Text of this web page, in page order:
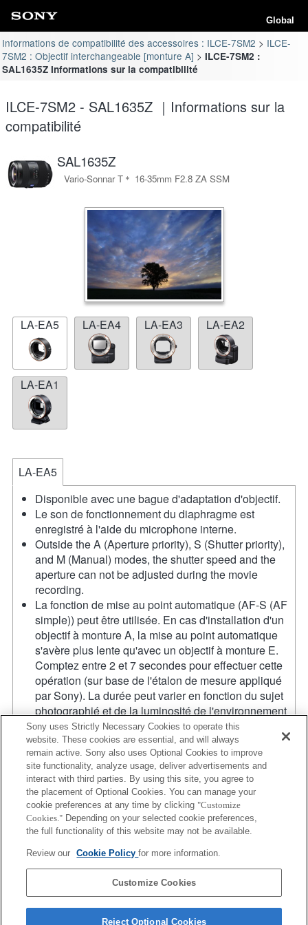
Global
Informations de compatibilité des accessoires : ILCE-7SM2
ILCE-
7SM2 : Objectif interchangeable [monture A]
ILCE-7SM2 :
SAL1635Z Informations sur la compatibilité
ILCE-7SM2 - SAL1635Z ｜Informations sur la
compatibilité
SAL1635Z
Vario-Sonnar T＊ 16-35mm F2.8 ZA SSM
LA-EA5 LA-EA4 LA-EA3 LA-EA2
LA-EA1
LA-EA5
Disponible avec une bague d'adaptation d'objectif.
Le son de fonctionnement du diaphragme est
enregistré à l'aide du microphone interne.
Outside the A (Aperture priority), S (Shutter priority),
and M (Manual) modes, the shutter speed and the
aperture can not be adjusted during the movie
recording.
La fonction de mise au point automatique (AF-S (AF
simple)) peut être utilisée. En cas d'installation d'un
objectif à monture A, la mise au point automatique
s'avère plus lente qu'avec un objectif à monture E.
Comptez entre 2 et 7 secondes pour effectuer cette
opération (sur base de l'étalon de mesure appliqué
par Sony). La durée peut varier en fonction du sujet
photographié et de la luminosité de l'environnement
de prise de vue. Lorsque vous enregistrez des films
en mode de mise au point automatique (AF), il se
peut que le bruit de fonctionnement de l'objectif soit
enregistré.
Si vous fixez l'objectif à monture A à l'aide de
l'adaptateur, la fonction d'aide à la mise au point
manuelle ne fonctionne pas automatiquement
lorsque vous tournez la bague de mise au point.
Vous pouvez agrandir l'image en sélectionnant la
fonction [Loupe mise pt] ou [Aide MF] sur n'importe
quelle touche de "Réglag. touche perso".
Sony uses Strictly Necessary Cookies to operate this
website. These cookies are essential, and will always
remain active. Sony also uses Optional Cookies to improve
site functionality, analyze usage, deliver advertisements and
interact with third parties. By using this site, you agree to
the placement of Optional Cookies. You can manage your
cookie preferences at any time by clicking "Customize
Cookies." Depending on your selected cookie preferences,
the full functionality of this website may not be available.
Review our Cookie Policyfor more information.
Customize Cookies
Reject Optional Cookies